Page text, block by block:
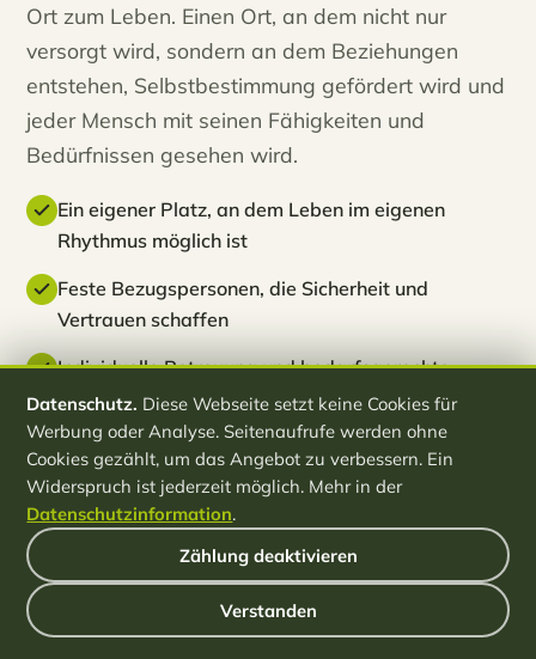
Ort zum Leben. Einen Ort, an dem nicht nur
versorgt wird, sondern an dem Beziehungen
entstehen, Selbstbestimmung gefördert wird und
jeder Mensch mit seinen Fähigkeiten und
Bedürfnissen gesehen wird.
Ein eigener Platz, an dem Leben im eigenen
Rhythmus möglich ist
Feste Bezugspersonen, die Sicherheit und
Vertrauen schaffen
Individuelle Betreuung und bedarfsgerechte
Pflege
Ein Alltag mit Sinn, mitten in der Natur
Datenschutz. Diese Webseite setzt keine Cookies für
Werbung oder Analyse. Seitenaufrufe werden ohne
Cookies gezählt, um das Angebot zu verbessern. Ein
Widerspruch ist jederzeit möglich. Mehr in der
Datenschutzinformation.
Zählung deaktivieren
Verstanden